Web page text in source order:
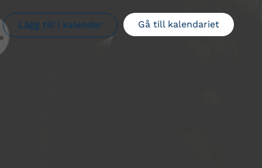
Gå till kalendariet
Lägg till i kalender